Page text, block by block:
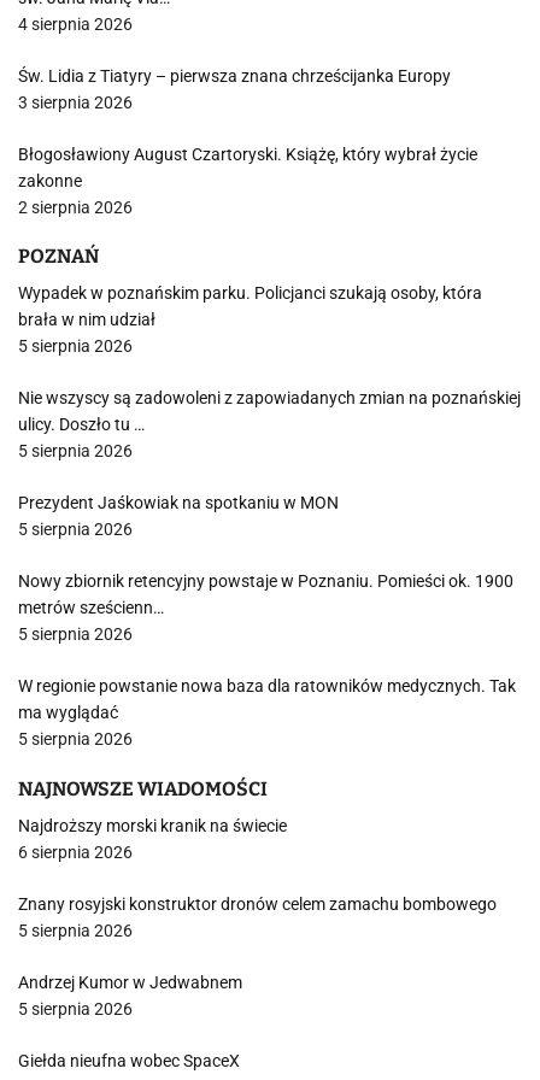
4 sierpnia 2026
Św. Lidia z Tiatyry – pierwsza znana chrześcijanka Europy
3 sierpnia 2026
Błogosławiony August Czartoryski. Książę, który wybrał życie
zakonne
2 sierpnia 2026
POZNAŃ
Wypadek w poznańskim parku. Policjanci szukają osoby, która
brała w nim udział
5 sierpnia 2026
Nie wszyscy są zadowoleni z zapowiadanych zmian na poznańskiej
ulicy. Doszło tu …
5 sierpnia 2026
Prezydent Jaśkowiak na spotkaniu w MON
5 sierpnia 2026
Nowy zbiornik retencyjny powstaje w Poznaniu. Pomieści ok. 1900
metrów sześcienn…
5 sierpnia 2026
W regionie powstanie nowa baza dla ratowników medycznych. Tak
ma wyglądać
5 sierpnia 2026
NAJNOWSZE WIADOMOŚCI
Najdroższy morski kranik na świecie
6 sierpnia 2026
Znany rosyjski konstruktor dronów celem zamachu bombowego
5 sierpnia 2026
Andrzej Kumor w Jedwabnem
5 sierpnia 2026
Giełda nieufna wobec SpaceX